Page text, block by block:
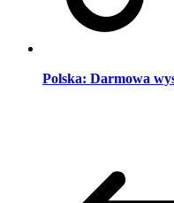
Polska: Darmowa